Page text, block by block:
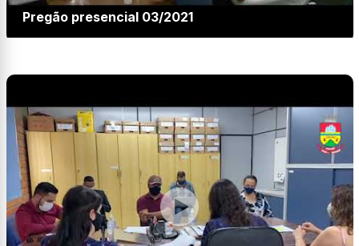
Pregão presencial 03/2021